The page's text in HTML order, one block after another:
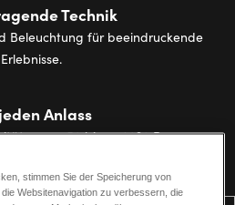
Technik
Beleuchtung für beeindruckende
Erlebnisse.
Anlass
von 50 bis zu 2030 Personen.
stimmen Sie der Speicherung von
Websitenavigation zu verbessern, die